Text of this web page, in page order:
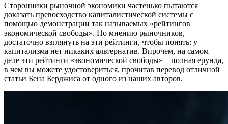
Сторонники рыночной экономики частенько пытаются
доказать превосходство капиталистической системы с
помощью демонстрации так называемых «рейтингов
экономической свободы». По мнению рыночников,
достаточно взглянуть на эти рейтинги, чтобы понять: у
капитализма нет никаких альтернатив. Впрочем, на самом
деле эти рейтинги «экономической свободы» – полная ерунда,
в чем вы можете удостовериться, прочитав перевод отличной
статьи Бена Берджиса от одного из наших авторов.